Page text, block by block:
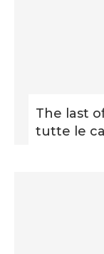
The last
tutte le